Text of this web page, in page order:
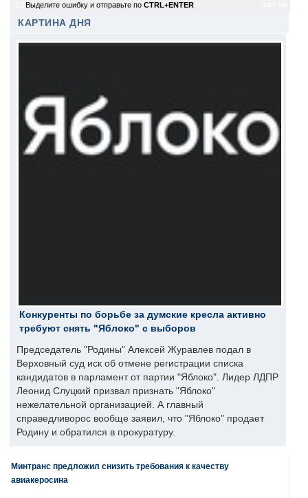
Выделите ошибку и отправьте по CTRL+ENTER
КАРТИНА ДНЯ
Конкуренты по борьбе за думские кресла активно
требуют снять "Яблоко" с выборов
Председатель "Родины" Алексей Журавлев подал в
Верховный суд иск об отмене регистрации списка
кандидатов в парламент от партии "Яблоко". Лидер ЛДПР
Леонид Слуцкий призвал признать "Яблоко"
нежелательной организацией. А главный
справедливорос вообще заявил, что "Яблоко" продает
Родину и обратился в прокуратуру.
Минтранс предложил снизить требования к качеству
авиакеросина